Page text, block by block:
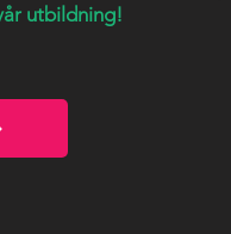
utbildning!